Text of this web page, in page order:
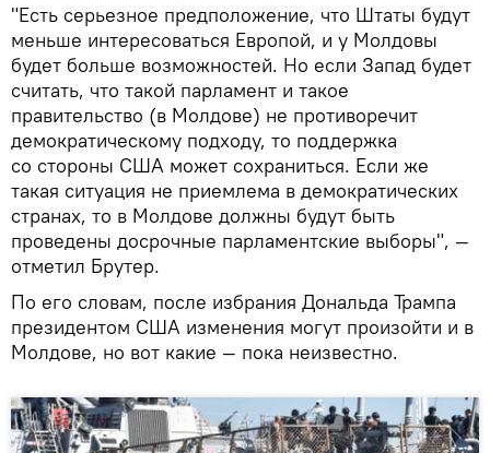
"Есть серьезное предположение, что Штаты будут
меньше интересоваться Европой, и у Молдовы
будет больше возможностей. Но если Запад будет
считать, что такой парламент и такое
правительство (в Молдове) не противоречит
демократическому подходу, то поддержка
со стороны США может сохраниться. Если же
такая ситуация не приемлема в демократических
странах, то в Молдове должны будут быть
проведены досрочные парламентские выборы", —
отметил Брутер.
По его словам, после избрания Дональда Трампа
президентом США изменения могут произойти и в
Молдове, но вот какие — пока неизвестно.